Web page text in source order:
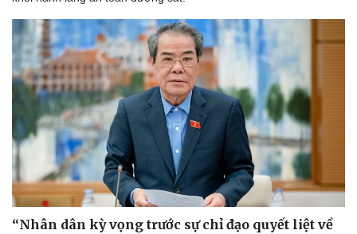
Thể thao
Bóng đá
Lịch thi đấu bóng đá
Thế giới thể thao
eSports
Hậu trường
Ô tô - Xe máy
Ô tô
Xe máy
Tư vấn
“Nhân dân kỳ vọng trước sự chỉ đạo quyết liệt về